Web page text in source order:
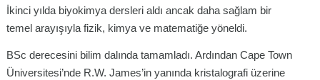
İkinci yılda biyokimya dersleri aldı ancak daha sağlam bir
temel arayışıyla fizik, kimya ve matematiğe yöneldi.
BSc derecesini bilim dalında tamamladı. Ardından Cape Town
Üniversitesi’nde R.W. James’in yanında kristalografi üzerine